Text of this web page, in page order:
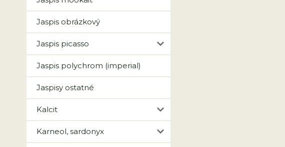
Jaspis obrázkový
Jaspis picasso
Jaspis polychrom (imperial)
Jaspisy ostatné
Kalcit
Karneol, sardonyx